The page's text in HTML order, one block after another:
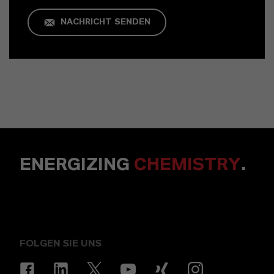
NACHRICHT SENDEN
ENERGIZING CHEMISTRY.
FOLGEN SIE UNS